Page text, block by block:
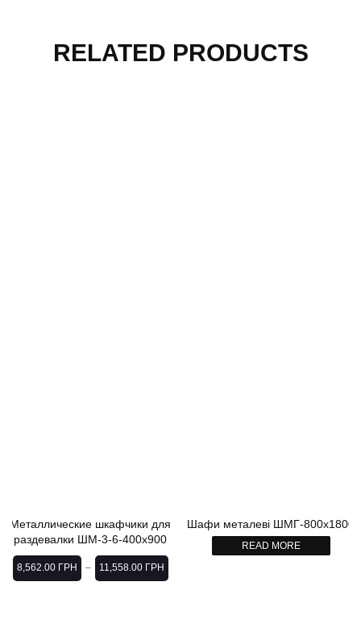
RELATED PRODUCTS
Металлические шкафчики для
раздевалки ШМ-3-6-400х900
8,562.00 ГРН – 11,558.00 ГРН
Шафи металеві ШМГ-800х1800
READ MORE